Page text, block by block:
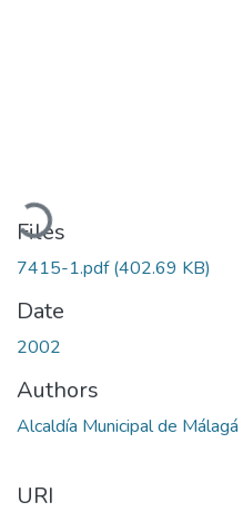
Loading...
Files
7415-1.pdf(402.69 KB)
Date
2002
Authors
Alcaldía Municipal de
URI